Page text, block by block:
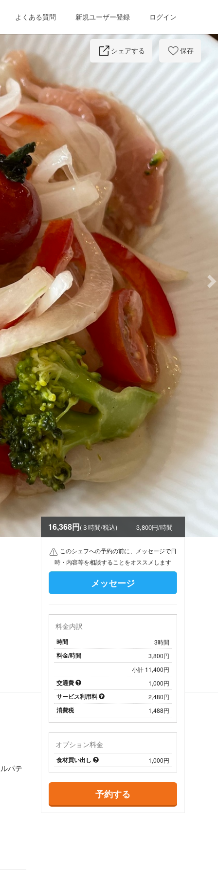
よくある質問 新規ユーザー登録 ログイン
Next
シェアする 保存
16,368円(３時間/税込) 3,800円/時間
このシェフへの予約の前に、メッセージで日
時・内容等を相談することをオススメします
メッセージ
料金内訳
時間 3時間
料金/時間
3,800円
小計 11,400円
交通費 1,000円
サービス利用料 2,480円
消費税 1,488円
オプション料金
食材買い出し 1,000円
予約する
パテ